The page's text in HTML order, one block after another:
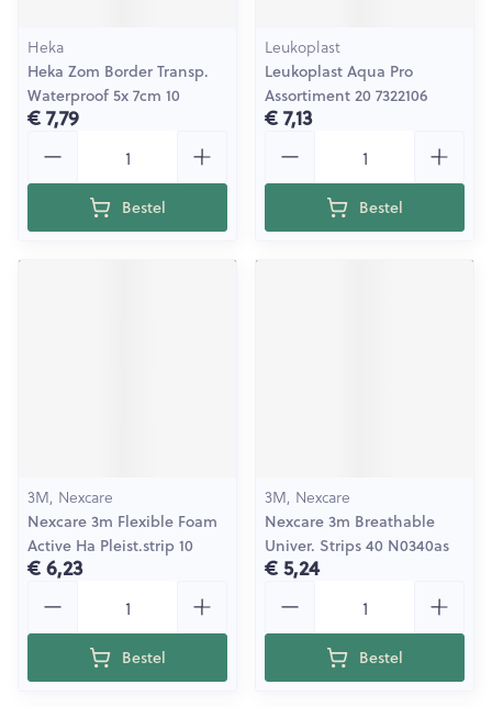
Heka
Heka Zom Border Transp.
Waterproof 5x 7cm 10
€ 7,79
Bestel
Leukoplast
Leukoplast Aqua Pro
Assortiment 20 7322106
€ 7,13
Bestel
3M, Nexcare
Nexcare 3m Flexible Foam
Active Ha Pleist.strip 10
€ 6,23
Bestel
3M, Nexcare
Nexcare 3m Breathable
Univer. Strips 40 N0340as
€ 5,24
Bestel